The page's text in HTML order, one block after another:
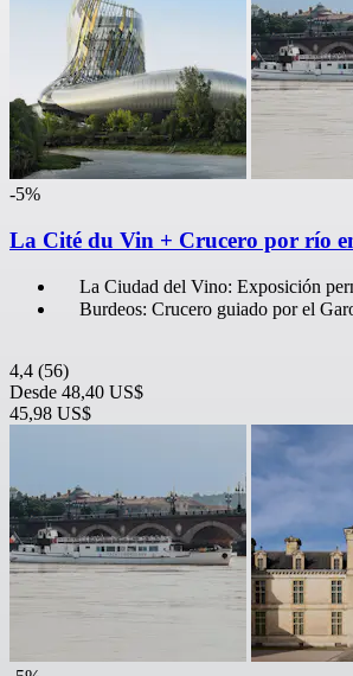
-5%
La Cité du Vin + Crucero por río
La Ciudad del Vino: Exposición
Burdeos: Crucero guiado por el
4,4 (56)
Desde 48,40 US$
45,98 US$